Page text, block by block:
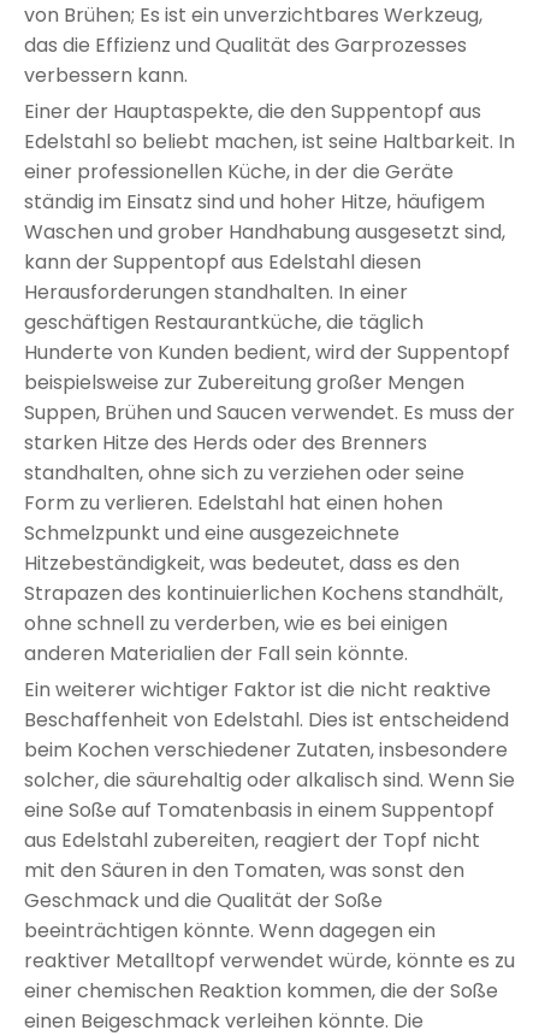
von Brühen; Es ist ein unverzichtbares Werkzeug,
das die Effizienz und Qualität des Garprozesses
verbessern kann.
Einer der Hauptaspekte, die den Suppentopf aus
Edelstahl so beliebt machen, ist seine Haltbarkeit. In
einer professionellen Küche, in der die Geräte
ständig im Einsatz sind und hoher Hitze, häufigem
Waschen und grober Handhabung ausgesetzt sind,
kann der Suppentopf aus Edelstahl diesen
Herausforderungen standhalten. In einer
geschäftigen Restaurantküche, die täglich
Hunderte von Kunden bedient, wird der Suppentopf
beispielsweise zur Zubereitung großer Mengen
Suppen, Brühen und Saucen verwendet. Es muss der
starken Hitze des Herds oder des Brenners
standhalten, ohne sich zu verziehen oder seine
Form zu verlieren. Edelstahl hat einen hohen
Schmelzpunkt und eine ausgezeichnete
Hitzebeständigkeit, was bedeutet, dass es den
Strapazen des kontinuierlichen Kochens standhält,
ohne schnell zu verderben, wie es bei einigen
anderen Materialien der Fall sein könnte.
Ein weiterer wichtiger Faktor ist die nicht reaktive
Beschaffenheit von Edelstahl. Dies ist entscheidend
beim Kochen verschiedener Zutaten, insbesondere
solcher, die säurehaltig oder alkalisch sind. Wenn Sie
eine Soße auf Tomatenbasis in einem Suppentopf
aus Edelstahl zubereiten, reagiert der Topf nicht
mit den Säuren in den Tomaten, was sonst den
Geschmack und die Qualität der Soße
beeinträchtigen könnte. Wenn dagegen ein
reaktiver Metalltopf verwendet würde, könnte es zu
einer chemischen Reaktion kommen, die der Soße
einen Beigeschmack verleihen könnte. Die